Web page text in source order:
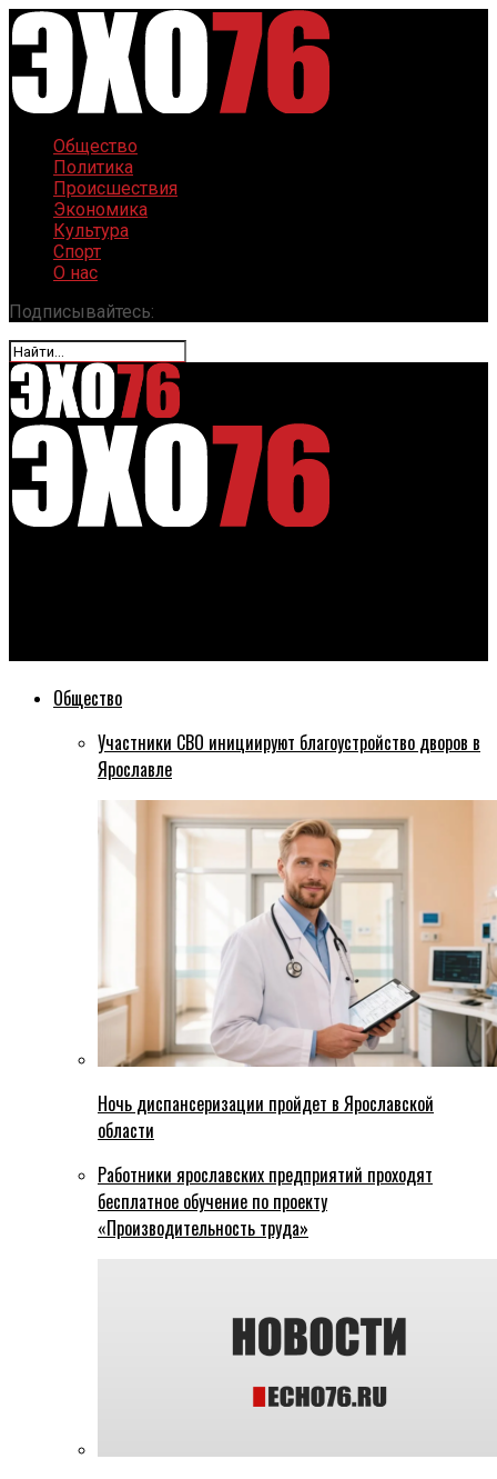
Общество
Политика
Происшествия
Экономика
Культура
Спорт
О нас
Подписывайтесь:
Общество
Участники СВО инициируют благоустройство дворов в
Ярославле
Ночь диспансеризации пройдет в Ярославской
области
Работники ярославских предприятий проходят
бесплатное обучение по проекту
«Производительность труда»